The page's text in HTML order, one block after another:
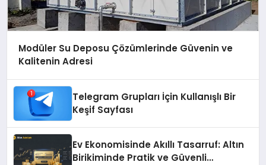
Modüler Su Deposu Çözümlerinde Güvenin ve
Kalitenin Adresi
Telegram Grupları İçin Kullanışlı Bir
Keşif Sayfası
Ev Ekonomisinde Akıllı Tasarruf: Altın
Birikiminde Pratik ve Güvenli